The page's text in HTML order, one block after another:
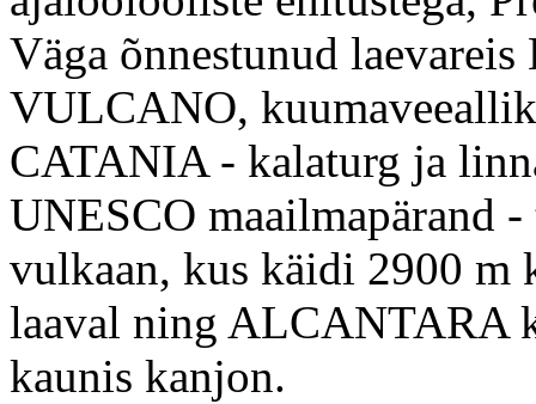
Väga õnnestunud
VULCANO,
CATANIA - kalaturg ja
UNESCO maailmapärand
vulkaan, kus käidi 2900 m
laaval ning ALCANTARA
kaunis kanjon.